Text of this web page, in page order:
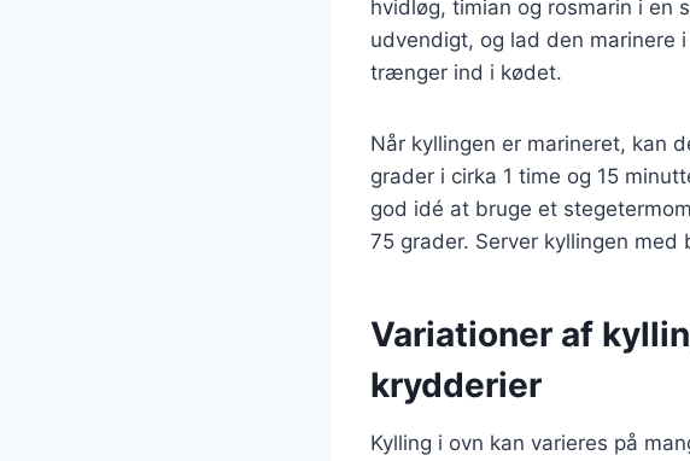
hvidløg, timian og rosmarin i en
udvendigt, og lad den marinere
trænger ind i kødet.
Når kyllingen er marineret, kan
grader i cirka 1 time og 15
god idé at bruge et
75 grader. Server kyllingen
Variationer af
krydderier
Kylling i ovn kan varieres på